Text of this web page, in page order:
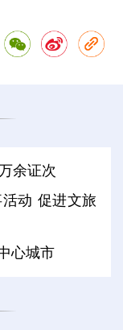
余证次
动 促进文旅
心城市